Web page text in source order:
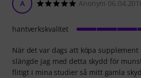
A Anonym
När det var dags att köpa
slängde jag med detta skydd för
flitigt i mina studier så mitt gamla
hantverkskvalitet